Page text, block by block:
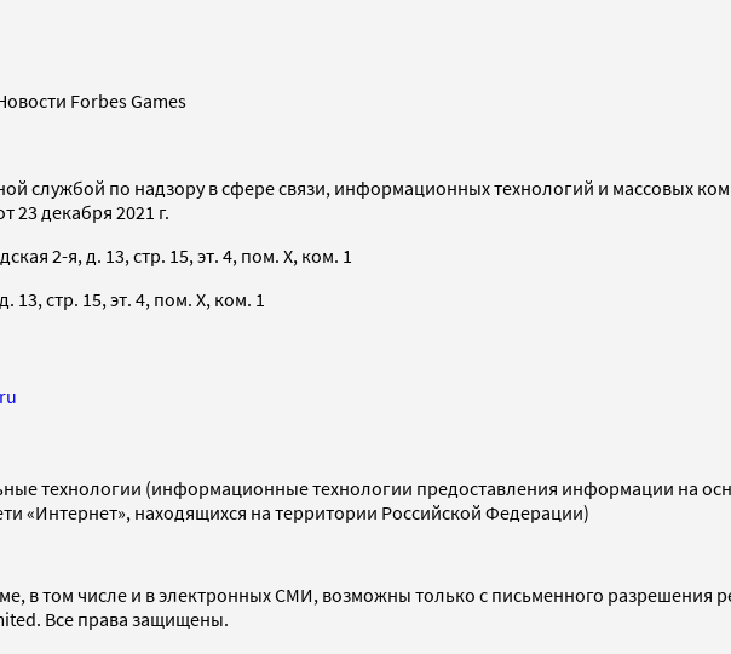
Forbes Games
службой по надзору в сфере связи, информационных технологий и массовых
23 декабря 2021 г.
2-я, д. 13, стр. 15, эт. 4, пом. X, ком. 1
стр. 15, эт. 4, пом. X, ком. 1
технологии (информационные технологии предоставления информации на
«Интернет», находящихся на территории Российской Федерации)
в том числе и в электронных СМИ, возможны только с письменного разрешения
Все права защищены.